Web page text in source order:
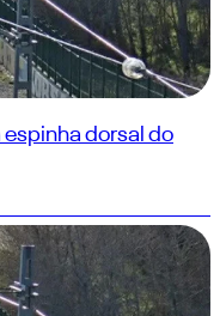
dorsal do